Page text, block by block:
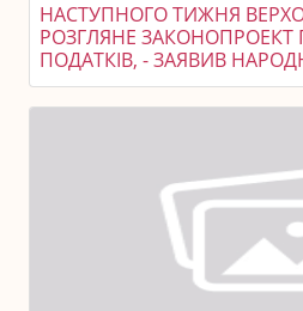
НАСТУПНОГО ТИЖНЯ
РОЗГЛЯНЕ
ПОДАТКІВ, - ЗАЯВИВ